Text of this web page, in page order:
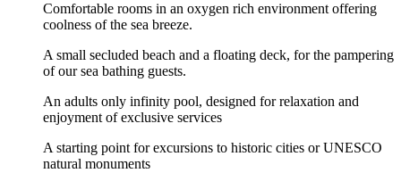
Comfortable rooms in an oxygen rich environment offering
coolness of the sea breeze.
A small secluded beach and a floating deck, for the pampering
of our sea bathing guests.
An adults only infinity pool, designed for relaxation and
enjoyment of exclusive services
A starting point for excursions to historic cities or UNESCO
natural monuments